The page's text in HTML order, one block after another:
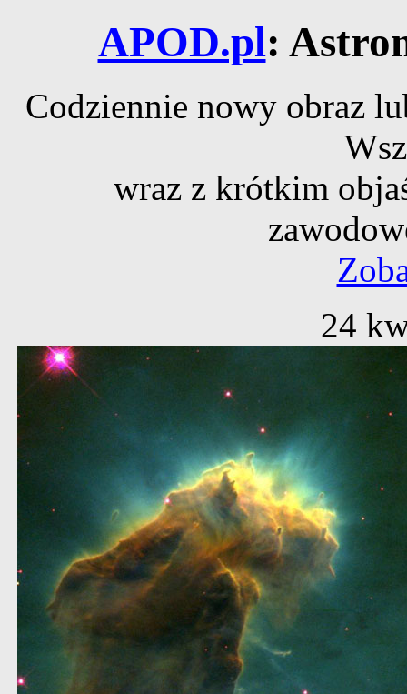
APOD.pl:
Codziennie nowy obraz
wraz z krótkim
24